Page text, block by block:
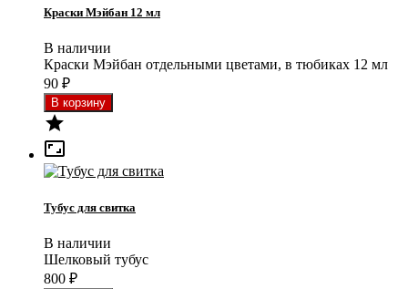
Краски Мэйбан 12 мл
В наличии
Краски Мэйбан отдельными цветами, в тюбиках 12 мл
90 ₽


Тубус для свитка
В наличии
Шелковый тубус
800 ₽